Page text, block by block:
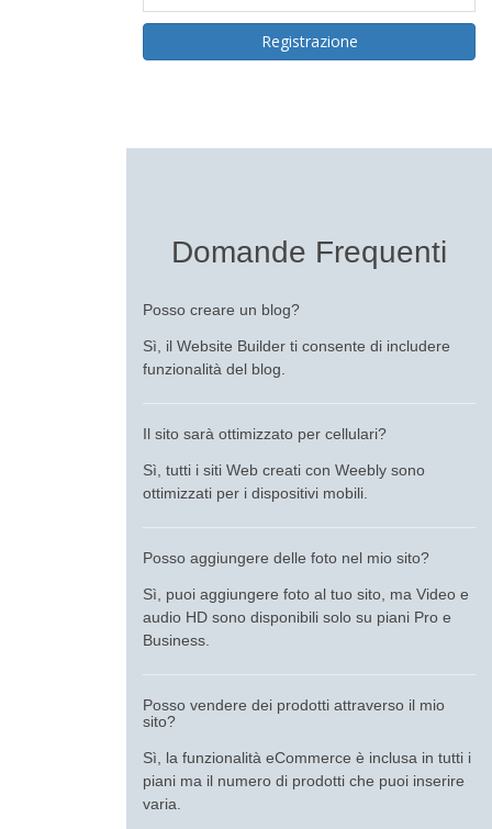
Registrazione
Domande Frequenti
Posso creare un blog?
Sì, il Website Builder ti consente di includere
funzionalità del blog.
Il sito sarà ottimizzato per cellulari?
Sì, tutti i siti Web creati con Weebly sono
ottimizzati per i dispositivi mobili.
Posso aggiungere delle foto nel mio sito?
Sì, puoi aggiungere foto al tuo sito, ma Video e
audio HD sono disponibili solo su piani Pro e
Business.
Posso vendere dei prodotti attraverso il mio
sito?
Sì, la funzionalità eCommerce è inclusa in tutti i
piani ma il numero di prodotti che puoi inserire
varia.